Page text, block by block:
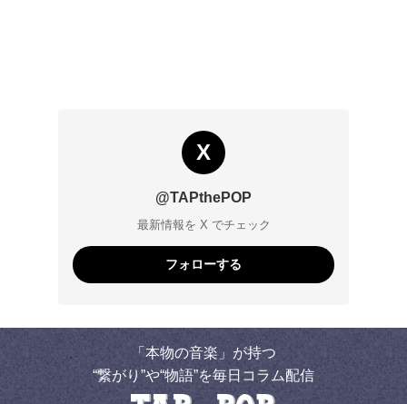
X
@TAPthePOP
最新情報を X でチェック
フォローする
「本物の音楽」が持つ
“繋がり”や“物語”を毎日コラム配信